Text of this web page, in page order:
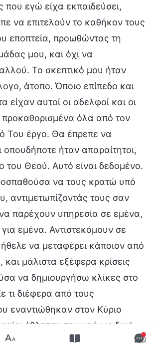
εγώ είχα εκπαιδεύσει,
να επιτελούν το καθήκον τους
εποπτεία, προωθώντας τη
μου, και όχι να
Το σκεπτικό μου ήταν
άτοπο. Όποιο επίπεδο και
είχαν αυτοί οι αδελφοί και οι
όλα από τον
Του έργο. Θα έπρεπε να
οπουδήποτε ήταν απαραίτητοι,
του Θεού. Αυτό είναι δεδομένο.
να τους κρατώ υπό
αντιμετωπίζοντάς τους σαν
παρέχουν υπηρεσία σε εμένα,
εμένα. Αντιστεκόμουν σε
να μεταφέρει κάποιον από
μάλιστα εξέφερα κρίσεις
να δημιουργήσω κλίκες στο
τι διέφερα από τους
εναντιώθηκαν στον Κύριο
έβλεπαν τον ναό ως δική
και δεν άφηναν τους